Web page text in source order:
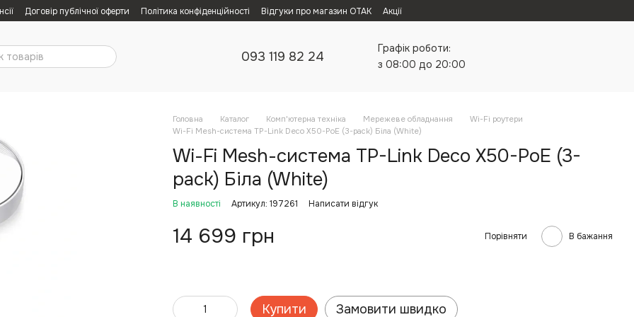
Договір публічної оферти Політика конфіденційності Відгуки про магазин ОТАК Акції
093 119 82 24
Графік роботи:
з 08:00 до 20:00
Головна Каталог Комп'ютерна техніка Мережеве обладнання
Wi-Fi роутери
Wi-Fi Mesh-система TP-Link Deco X50-PoE (3-pack) Біла (White)
Wi-Fi Mesh-система TP-Link Deco X50-PoE (3-
pack) Біла (White)
В наявності Артикул: 197261 Написати відгук
14 699 грн Порівняти В бажання
Купити Замовити швидко